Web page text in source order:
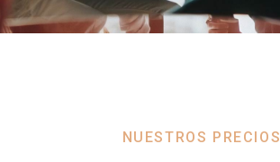
NUESTROS PRECIOS